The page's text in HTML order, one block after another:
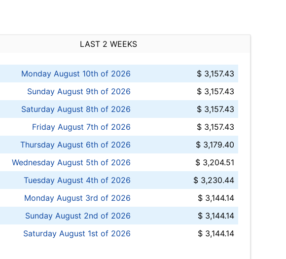
LAST 2 WEEKS
Monday August 10th of 2026
$ 3,157.43
Sunday August 9th of 2026
$ 3,157.43
Saturday August 8th of 2026
$ 3,157.43
Friday August 7th of 2026
$ 3,157.43
Thursday August 6th of 2026
$ 3,179.40
Wednesday August 5th of 2026
$ 3,204.51
Tuesday August 4th of 2026
$ 3,230.44
Monday August 3rd of 2026
$ 3,144.14
Sunday August 2nd of 2026
$ 3,144.14
Saturday August 1st of 2026
$ 3,144.14